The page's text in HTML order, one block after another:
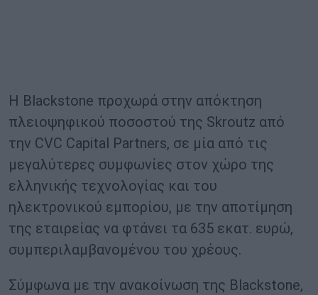
Η Blackstone προχωρά στην απόκτηση
πλειοψηφικού ποσοστού της Skroutz από
την CVC Capital Partners, σε μία από τις
μεγαλύτερες συμφωνίες στον χώρο της
ελληνικής τεχνολογίας και του
ηλεκτρονικού εμπορίου, με την αποτίμηση
της εταιρείας να φτάνει τα 635 εκατ. ευρώ,
συμπεριλαμβανομένου του χρέους.
Σύμφωνα με την ανακοίνωση της Blackstone,